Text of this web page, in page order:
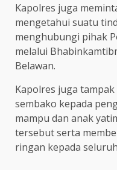
Kapolres juga
mengetahui suatu
menghubungi pihak
melalui
Belawan.
Kapolres juga
sembako kepada
mampu dan anak
tersebut serta
ringan kepada